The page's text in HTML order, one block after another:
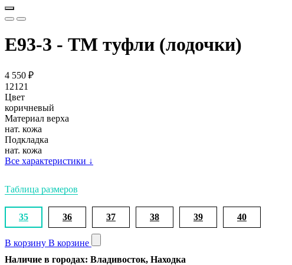
Е93-3 - ТМ туфли (лодочки)
4 550 ₽
12121
Цвет
коричневый
Материал верха
нат. кожа
Подкладка
нат. кожа
Все характеристики ↓
Таблица размеров
35 36 37 38 39 40
В корзину В корзине
Наличие в городах: Владивосток, Находка